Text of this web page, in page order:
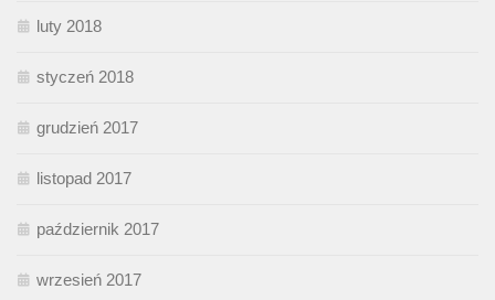
luty 2018
styczeń 2018
grudzień 2017
listopad 2017
październik 2017
wrzesień 2017